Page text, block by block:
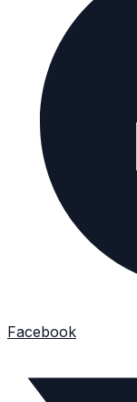
Facebook